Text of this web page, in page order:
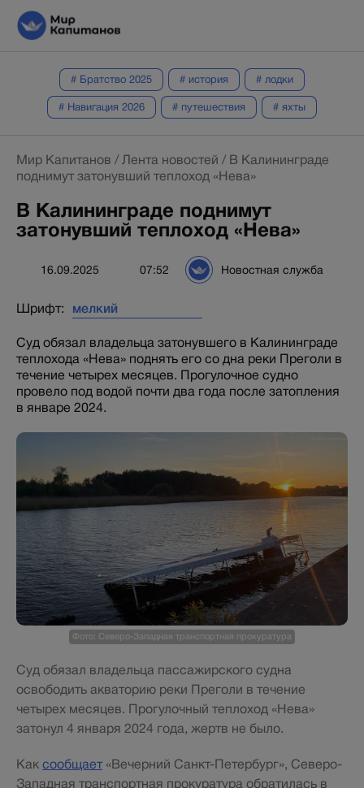
# Братство 2025 # история # лодки
# Навигация 2026 # путешествия # яхты
Мир Капитанов / Лента новостей / В Калининграде
поднимут затонувший теплоход «Нева»
В Калининграде поднимут
затонувший теплоход «Нева»
16.09.2025 07:52 Новостная служба
Шрифт:
Суд обязал владельца затонувшего в Калининграде
теплохода «Нева» поднять его со дна реки Преголи в
течение четырех месяцев. Прогулочное судно
провело под водой почти два года после затопления
в январе 2024.
Фото: Северо-Западная транспортная прокуратура
Суд обязал владельца пассажирского судна
освободить акваторию реки Преголи в течение
четырех месяцев. Прогулочный теплоход «Нева»
затонул 4 января 2024 года, жертв не было.
Как сообщает«Вечерний Санкт-Петербург», Северо-
Западная транспортная прокуратура обратилась в